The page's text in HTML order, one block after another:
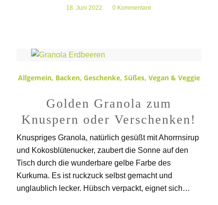
18. Juni 2022
/ 0 Kommentare
Allgemein, Backen, Geschenke, Süßes, Vegan & Veggie
Golden Granola zum
Knuspern oder Verschenken!
Knuspriges Granola, natürlich gesüßt mit Ahorrnsirup
und Kokosblütenucker, zaubert die Sonne auf den
Tisch durch die wunderbare gelbe Farbe des
Kurkuma. Es ist ruckzuck selbst gemacht und
unglaublich lecker. Hübsch verpackt, eignet sich…